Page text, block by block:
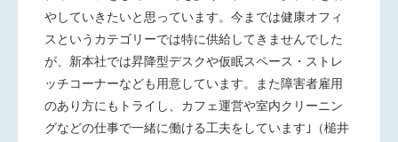
やしていきたいと思っています。今までは健康オフィ
スというカテゴリーでは特に供給してきませんでした
が、新本社では昇降型デスクや仮眠スペース・ストレ
ッチコーナーなども用意しています。また障害者雇用
のあり方にもトライし、カフェ運営や室内クリーニン
グなどの仕事で一緒に働ける工夫をしています｣（槌井